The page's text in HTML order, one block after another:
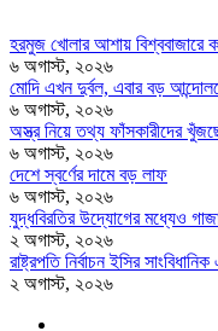
হরমুজ খোলার আশায় বিশ্ববাজারে
৬ অগাস্ট, ২০২৬
মোদি এখন দুর্বল, এবার বড়
৬ অগাস্ট, ২০২৬
অস্ত্র নিয়ে তথ্য ফাঁসকারীদের
৬ অগাস্ট, ২০২৬
দেশে স্বর্ণের দামে বড় লাফ
৬ অগাস্ট, ২০২৬
যুদ্ধবিরতির উদ্যোগের মধ্যেও
২ অগাস্ট, ২০২৬
রাষ্ট্রপতি নির্বাচন ইসির
২ অগাস্ট, ২০২৬